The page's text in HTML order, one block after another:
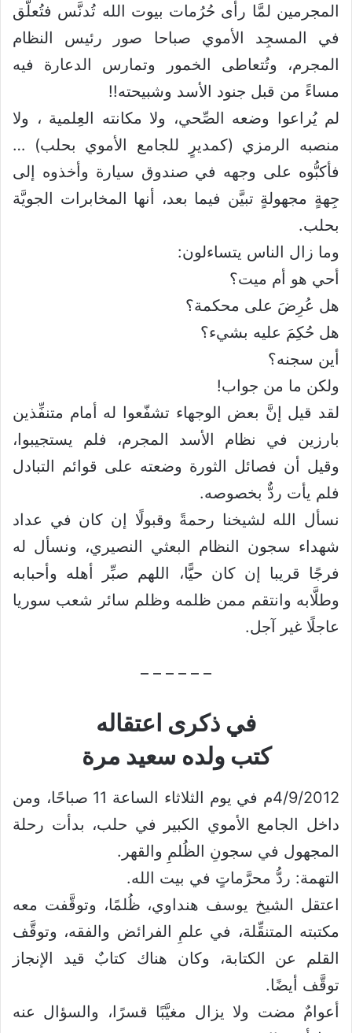
المجرمين لمَّا رأى حُرُمات بيوت الله تُدنَّس فتُعلَّق
في المسجِد الأموي صباحا صور رئيس النظام
المجرم، وتُتعاطى الخمور وتمارس الدعارة فيه
مساءً من قبل جنود الأسد وشبيحته!!
لم يُراعوا وضعه الصِّحي، ولا مكانته العِلمية ، ولا
منصبه الرمزي (كمديرٍ للجامع الأموي بحلب) …
فأكبُّوه على وجهه في صندوق سيارة وأخذوه إلى
جِهةٍ مجهولةٍ تبيَّن فيما بعد، أنها المخابرات الجويَّة
بحلب.
وما زال الناس يتساءلون:
أحي هو أم ميت؟
هل عُرِضَ على محكمة؟
هل حُكِمَ عليه بشيء؟
أين سجنه؟
ولكن ما من جواب!
لقد قيل إنَّ بعض الوجهاء تشفّعوا له أمام متنفِّذين
بارزين في نظام الأسد المجرم، فلم يستجيبوا،
وقيل أن فصائل الثورة وضعته على قوائم التبادل
فلم يأت ردٌّ بخصوصه.
نسأل الله لشيخنا رحمةً وقبولًا إن كان في عداد
شهداء سجون النظام البعثي النصيري، ونسأل له
فرجًا قريبا إن كان حيًّا، اللهم صبِّر أهله وأحبابه
وطلَّابه وانتقم ممن ظلمه وظلم سائر شعب سوريا
عاجلًا غير آجل.
– – – – – –
في ذكرى اعتقاله
كتب ولده سعيد مرة
4/9/2012م في يوم الثلاثاء الساعة 11 صباحًا، ومن
داخل الجامع الأموي الكبير في حلب، بدأت رحلة
المجهول في سجونِ الظُلمِ والقهر.
التهمة: ردُّ محرَّماتٍ في بيت الله.
اعتقل الشيخ يوسف هنداوي، ظُلمًا، وتوقَّفت معه
مكتبته المتنقِّلة، في علمِ الفرائض والفقه، وتوقَّف
القلم عن الكتابة، وكان هناك كتابٌ قيد الإنجاز
توقَّف أيضًا.
أعوامٌ مضت ولا يزال مغيَّبًا قسرًا، والسؤال عنه